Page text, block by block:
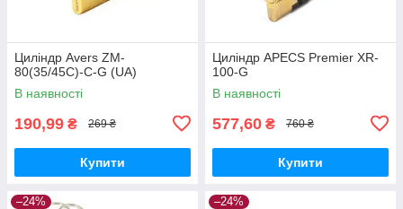
Циліндр Avers ZM-
80(35/45C)-C-G (UA)
В наявності
190,99 ₴ 269 ₴
Купити
Циліндр APECS Premier XR-
100-G
В наявності
577,60 ₴ 760 ₴
Купити
–24% –24%